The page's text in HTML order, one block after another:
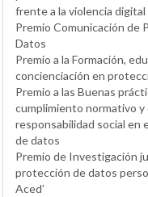
frente a la violencia digital
Premio Comunicación de
Datos
Premio a la Formación,
concienciación en
Premio a las Buenas
cumplimiento normativo y
responsabilidad social en
de datos
Premio de Investigación
protección de datos
Aced’